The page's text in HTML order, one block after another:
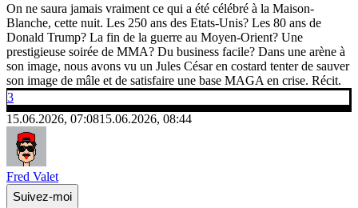
On ne saura jamais vraiment ce qui a été célébré à la Maison-
Blanche, cette nuit. Les 250 ans des Etats-Unis? Les 80 ans de
Donald Trump? La fin de la guerre au Moyen-Orient? Une
prestigieuse soirée de MMA? Du business facile? Dans une arène à
son image, nous avons vu un Jules César en costard tenter de sauver
son image de mâle et de satisfaire une base MAGA en crise. Récit.
3
15.06.2026, 07:0815.06.2026, 08:44
Fred Valet
Suivez-moi